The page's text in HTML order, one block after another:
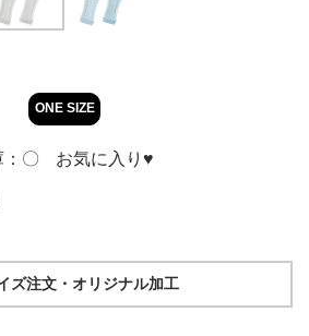
ONE SIZE
〇 お気に入り ♥
ズ注文・オリジナル加工